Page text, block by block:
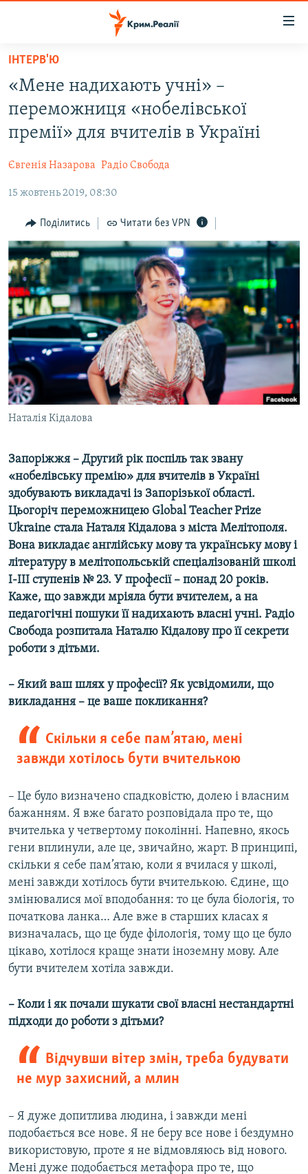
Перейти
основного
матеріалу
Перейти
до
основної
Перейти
пошуку
ВІДЕО ТА ФОТО
БЛОГИ
ПОГЛЯД
ІНТЕРВ'Ю
ВСЕ ЗА ДЕНЬ
СПЕЦПРОЕКТИ
ДЕПОРТАЦІЯ
ВІДЕОУРОКИ «ELIFBE»
СВІДЧЕННЯ ОКУПАЦІЇ
УКРАЇНСЬКА ПРОБЛЕМА КРИМУ
ІНФОГРАФІКА
ЯК ОБІЙТИ БЛОКУВАННЯ
Русский
Qırımtatar
ДОЛУЧАЙСЯ!
Усі сайти RFE/RL
ІНТЕРВ'Ю
«Мене надихають учні» –
переможниця «нобелівської
премії» для вчителів в Україні
Євгенія Назарова Радіо Свобода
15 жовтень 2019, 08:30
Поділитись Читати без VPN
Наталія Кідалова
Запоріжжя – Другий рік поспіль так звану
«нобелівську премію» для вчителів в Україні
здобувають викладачі із Запорізької області.
Цьогоріч переможницею Global Teacher Prize
Ukraine стала Наталя Кідалова з міста Мелітополя.
Вона викладає англійську мову та українську мову і
літературу в мелітопольській спеціалізованій школі
І-ІІІ ступенів № 23. У професії – понад 20 років.
Каже, що завжди мріяла бути вчителем, а на
педагогічні пошуки її надихають власні учні. Радіо
Свобода розпитала Наталю Кідалову про її секрети
роботи з дітьми.
– Який ваш шлях у професії? Як усвідомили, що
викладання – це ваше покликання?
Cкільки я себе пам’ятаю, мені
завжди хотілось бути вчителькою
– Це було визначено спадковістю, долею і власним
бажанням. Я вже багато розповідала про те, що
вчителька у четвертому поколінні. Напевно, якось
гени вплинули, але це, звичайно, жарт. В принципі,
скільки я себе пам’ятаю, коли я вчилася у школі,
мені завжди хотілось бути вчителькою. Єдине, що
змінювалися мої вподобання: то це була біологія, то
початкова ланка… Але вже в старших класах я
визначалась, що це буде філологія, тому що це було
цікаво, хотілося краще знати іноземну мову. Але
бути вчителем хотіла завжди.
– Коли і як почали шукати свої власні нестандартні
підходи до роботи з дітьми?
Відчувши вітер змін, треба будувати
не мур захисний, а млин
– Я дуже допитлива людина, і завжди мені
подобається все нове. Я не беру все нове і бездумно
використовую, проте я не відмовляюсь від нового.
Мені дуже подобається метафора про те, що